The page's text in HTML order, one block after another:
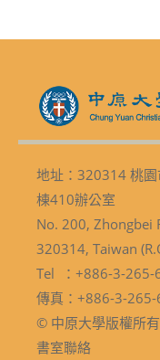
地址：320314 桃
棟410辦公室
No. 200, Zhongbei
320314, Taiwan
Tel ：+886-3-265-
傳真：+886-3-
© 中原大學版權所
書室聯絡